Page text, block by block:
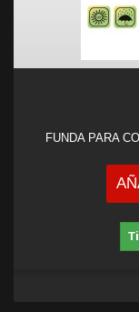
FUNDA PARA